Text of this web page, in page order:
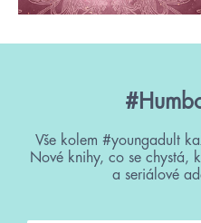
Vše kolem #youngadult
Nové knihy, co se chystá,
a seriálové